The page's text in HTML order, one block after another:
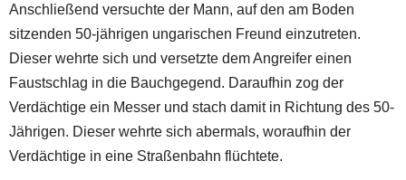
Anschließend versuchte der Mann, auf den am Boden
sitzenden 50-jährigen ungarischen Freund einzutreten.
Dieser wehrte sich und versetzte dem Angreifer einen
Faustschlag in die Bauchgegend. Daraufhin zog der
Verdächtige ein Messer und stach damit in Richtung des 50-
Jährigen. Dieser wehrte sich abermals, woraufhin der
Verdächtige in eine Straßenbahn flüchtete.